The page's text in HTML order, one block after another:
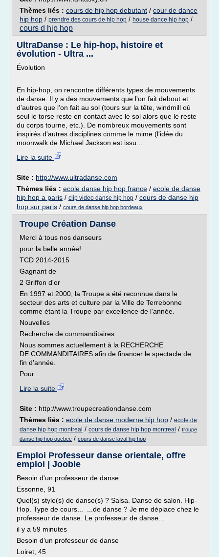
Thèmes liés : cours de hip hop debutant / cour de dance
hip hop / prendre des cours de hip hop / house dance hip hop /
cours d hip hop
UltraDanse : Le hip-hop, histoire et
évolution - Ultra ...
Évolution
En hip-hop, on rencontre différents types de mouvements
de danse. Il y a des mouvements que l'on fait debout et
d'autres que l'on fait au sol (tours sur la tête, windmill où
seul le torse reste en contact avec le sol alors que le reste
du corps tourne, etc.). De nombreux mouvements sont
inspirés d'autres disciplines comme le mime (l'idée du
moonwalk de Michael Jackson est issu...
Lire la suite
Site : http://www.ultradanse.com
Thèmes liés : ecole danse hip hop france / ecole de danse
hip hop a paris / clip video danse hip hop / cours de danse hip
hop sur paris / cours de danse hip hop bordeaux
Troupe Création Danse
Merci à tous nos danseurs
pour la belle année!
TCD 2014-2015
Gagnant de
2 Griffon d'or
En 1997 et 2000, la Troupe a été reconnue dans le
secteur des arts et culture par la Ville de Terrebonne
comme étant la Troupe par excellence de l'année.
Nouvelles
Recherche de commanditaires
Nous sommes actuellement à la RECHERCHE
DE COMMANDITAIRES afin de financer le spectacle de
fin d'année.
Pour...
Lire la suite
Site : http://www.troupecreationdanse.com
Thèmes liés : ecole de danse moderne hip hop / ecole de
danse hip hop montreal / cours de danse hip hop montreal / troupe
danse hip hop quebec / cours de danse laval hip hop
Emploi Professeur danse orientale, offre
emploi | Jooble
Besoin d'un professeur de danse
Essonne, 91
Quel(s) style(s) de danse(s) ? Salsa. Danse de salon. Hip-
Hop. Type de cours... ...de danse ? Je me déplace chez le
professeur de danse. Le professeur de danse...
il y a 59 minutes
Besoin d'un professeur de danse
Loiret, 45